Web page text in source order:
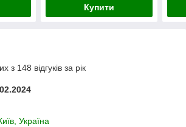
Купити
з 148 відгуків за рік
Україна